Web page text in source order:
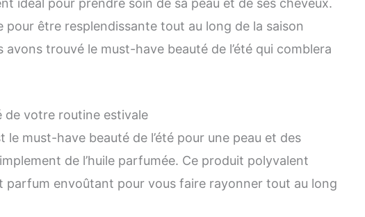
idéal pour prendre soin de sa peau et de ses cheveux.
pour être resplendissante tout au long de la saison
trouvé le must-have beauté de l’été qui comblera
de votre routine estivale
le must-have beauté de l’été pour une peau et des
de l’huile parfumée. Ce produit polyvalent
envoûtant pour vous faire rayonner tout au long